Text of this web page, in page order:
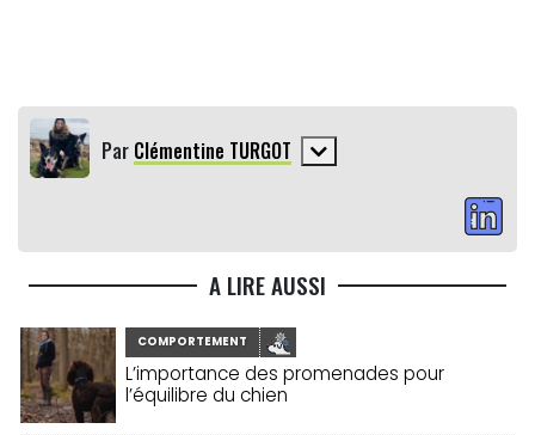
Par Clémentine TURGOT
A LIRE AUSSI
COMPORTEMENT
L’importance des promenades pour
l’équilibre du chien